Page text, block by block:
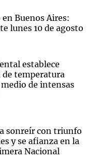
Buenos Aires:
lunes 10 de agosto
establece
de temperatura
de intensas
sonreír con triunfo
y se afianza en la
Nacional